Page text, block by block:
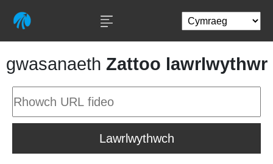
gwasanaeth Zattoo lawrlwythwr
Lawrlwythwch